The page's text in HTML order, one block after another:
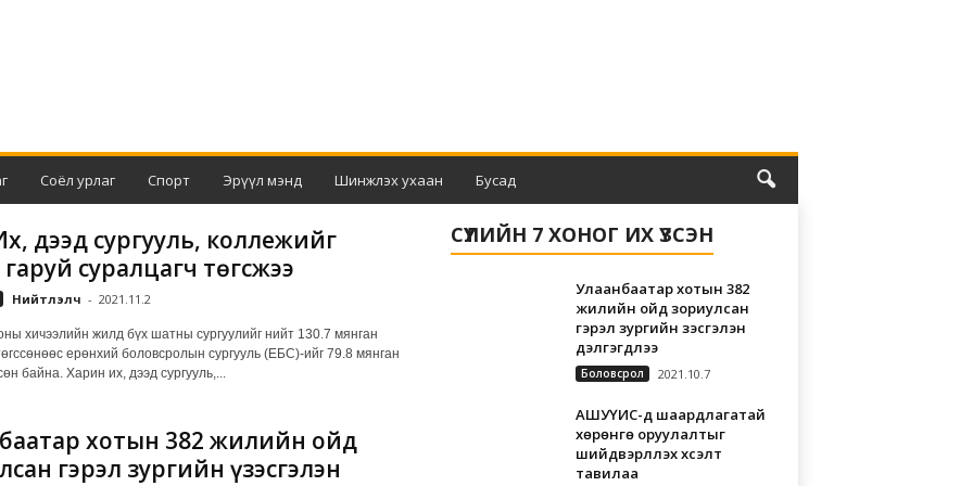
Соёл урлаг Спорт Эрүүл мэнд Шинжлэх ухаан Бусад
дээд сургууль, коллежийг
гаруй суралцагч төгсжээ
Нийтлэлч - 2021.11.2
хичээлийн жилд бүх шатны сургуулийг нийт 130.7 мянган
ерөнхий боловсролын сургууль (ЕБС)-ийг 79.8 мянган
байна. Харин их, дээд сургууль,...
хотын 382 жилийн ойд
гэрэл зургийн үзэсгэлэн
СҮҮЛИЙН 7 ХОНОГ ИХ ҮЗСЭН
Улаанбаатар хотын 382
жилийн ойд зориулсан
гэрэл зургийн үзэсгэлэн
дэлгэгдлээ
Боловсрол 2021.10.7
АШУҮИС-д шаардлагатай
хөрөнгө оруулалтыг
шийдвэрлүүлэх хүсэлт
тавилаа